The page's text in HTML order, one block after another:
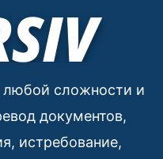
любой сложности и
документов,
истребование,